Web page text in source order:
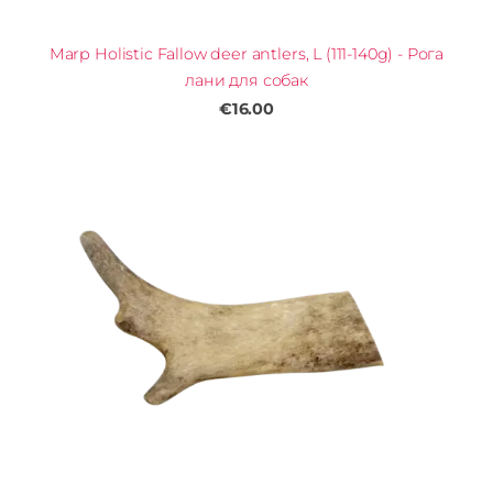
Marp Holistic Fallow deer antlers, L (111-140g) - Рога
лани для собак
€16.00